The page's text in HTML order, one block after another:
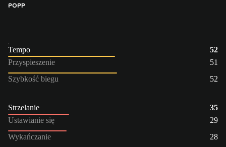
POPP
Tempo
52
Przyspieszenie
51
Szybkość biegu
52
Strzelanie
35
Ustawianie się
29
Wykańczanie
28